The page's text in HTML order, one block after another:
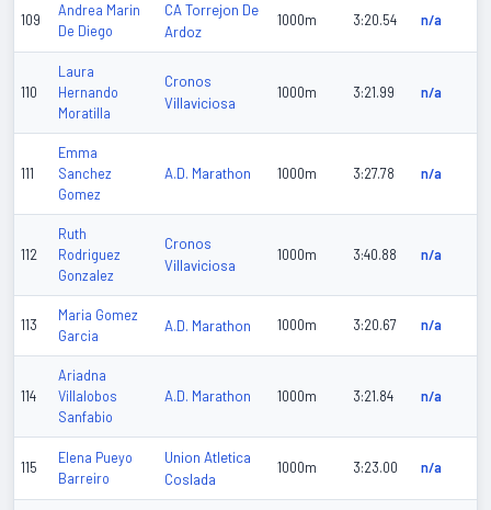
109
Andrea Marin
De Diego
CA Torrejon De
Ardoz
1000m 3:20.54 n/a
110
Laura
Hernando
Moratilla
Cronos
Villaviciosa
1000m 3:21.99 n/a
111
Emma
Sanchez
Gomez
A.D. Marathon 1000m 3:27.78 n/a
112
Ruth
Rodriguez
Gonzalez
Cronos
Villaviciosa
1000m 3:40.88 n/a
113
Maria Gomez
Garcia
A.D. Marathon 1000m 3:20.67 n/a
114
Ariadna
Villalobos
Sanfabio
A.D. Marathon 1000m 3:21.84 n/a
115
Elena Pueyo
Barreiro
Union Atletica
Coslada
1000m 3:23.00 n/a